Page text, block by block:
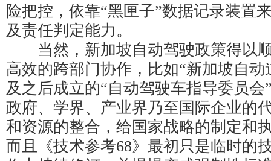
险把控，依靠“黑匣子”数据记录装置
及责任判定能力。
当然，新加坡自动驾驶政策得以
高效的跨部门协作，比如“新加坡自动
及之后成立的“自动驾驶车指导委员会
政府、学界、产业界乃至国际企业的
和资源的整合，给国家战略的制定和
而且《技术参考68》最初只是临时的